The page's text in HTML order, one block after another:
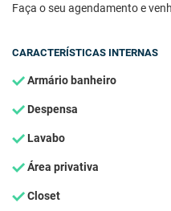
Faça o seu agendamento e
CARACTERÍSTICAS INTERNAS
Armário banheiro
Despensa
Lavabo
Área privativa
Closet